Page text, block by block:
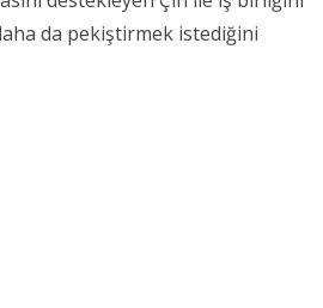
da pekiştirmek istediğini